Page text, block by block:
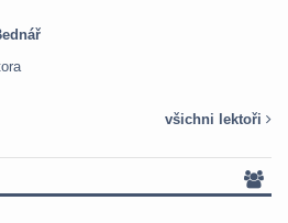
všichni lektoři